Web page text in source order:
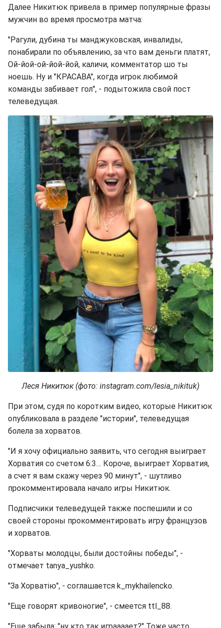
Далее Никитюк привела в пример популярные фразы
мужчин во время просмотра матча:
"Рагули, дубина ты манджуковская, инвалиды,
понабирали по объявлению, за что вам деньги платят,
Ой-йой-ой-йой-йой, каличи, комментатор шо ты
ноешь. Ну и "КРАСАВА", когда игрок любимой
команды забивает гол", - подытожила свой пост
телеведущая.
Леся Никитюк (фото: instagram.com/lesia_nikituk)
При этом, судя по коротким видео, которые Никитюк
опубликовала в разделе "истории", телеведущая
болела за хорватов.
"И я хочу официально заявить, что сегодня выиграет
Хорватия со счетом 6:3… Короче, выиграет Хорватия,
а счет я вам скажу через 90 минут", - шутливо
прокомментировала начало игры Никитюк.
Подписчики телеведущей также поспешили и со
своей стороны прокомментировать игру французов
и хорватов.
"Хорваты молодцы, были достойны победы", -
отмечает tanya_yushko.
"За Хорватію", - соглашается k_mykhailencko.
"Еще говорят кривоногие", - смеется ttl_88.